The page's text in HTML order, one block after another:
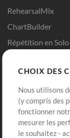
RehearsalMix
ChartBuilder
Répétition en Solo
Modèles
Sons
Boutique
Acheter des
CHOIX DES
Nous utilisons
(y compris des
fonctionner
mesurer les
le souhaitez -